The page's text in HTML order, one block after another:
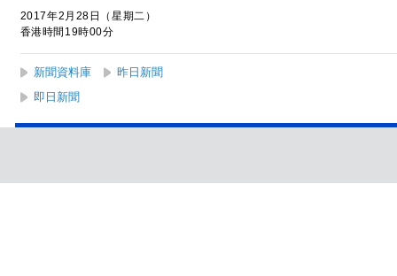
2017年2月28日（星期二）
香港時間19時00分
新聞資料庫
昨日新聞
即日新聞